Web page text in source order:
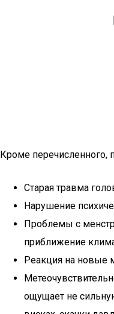
Кроме перечисленного,
Старая травма
Нарушение
Проблемы с
приближение
Реакция на новые
ощущает не